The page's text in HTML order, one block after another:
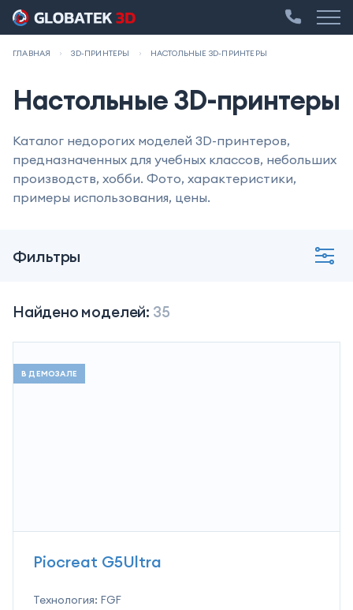
ГЛАВНАЯ 3D-ПРИНТЕРЫ НАСТОЛЬНЫЕ 3D-ПРИНТЕРЫ
Настольные 3D-принтеры
Каталог недорогих моделей 3D-принтеров,
предназначенных для учебных классов, небольших
производств, хобби. Фото, характеристики,
примеры использования, цены.
Фильтры
Найдено моделей: 35
В ДЕМОЗАЛЕ
Piocreat G5Ultra
Технология: FGF